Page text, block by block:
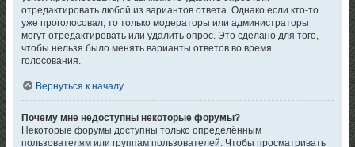
отредактировать любой из вариантов ответа. Однако если кто-то
уже проголосовал, то только модераторы или администраторы
могут отредактировать или удалить опрос. Это сделано для того,
чтобы нельзя было менять варианты ответов во время
голосования.
Вернуться к началу
Почему мне недоступны некоторые форумы?
Некоторые форумы доступны только определённым
пользователям или группам пользователей. Чтобы просматривать